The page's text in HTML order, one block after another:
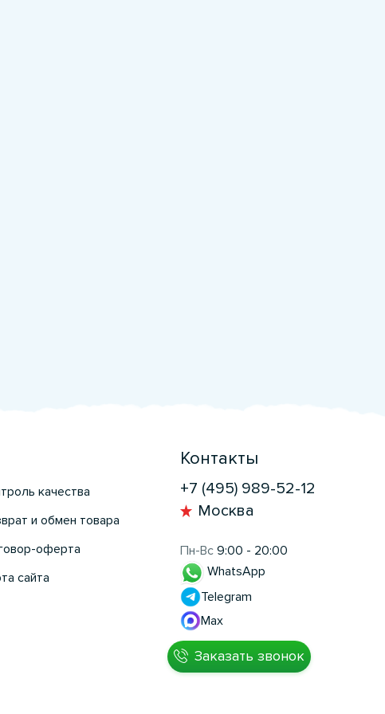
качества
и обмен товара
оферта
сайта
Контакты
+7 (495) 989-52-12
Москва
Пн-Вс 9:00 - 20:00
WhatsApp
Telegram
Max
Заказать звонок